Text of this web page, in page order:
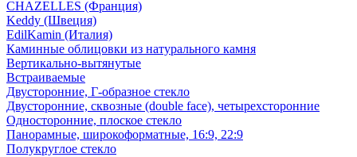
CHAZELLES (Франция)
Keddy (Швеция)
EdilKamin (Италия)
Каминные облицовки из натурального камня
Вертикально-вытянутые
Встраиваемые
Двусторонние, Г-образное стекло
Двусторонние, сквозные (double face), четырехсторонние
Односторонние, плоское стекло
Панорамные, широкоформатные, 16:9, 22:9
Полукруглое стекло